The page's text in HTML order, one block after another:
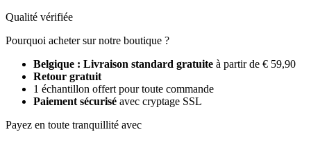
Qualité vérifiée
Pourquoi acheter sur notre boutique ?
Belgique : Livraison standard gratuite à partir de € 59,90
Retour gratuit
1 échantillon offert pour toute commande
Paiement sécurisé avec cryptage SSL
Payez en toute tranquillité avec